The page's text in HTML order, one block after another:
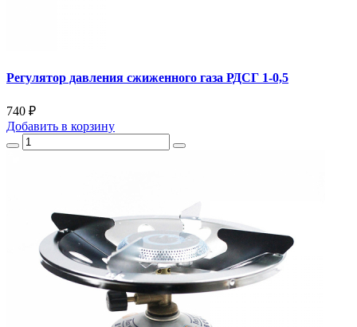
Регулятор давления сжиженного газа РДСГ 1-0,5
740 ₽
Добавить в корзину